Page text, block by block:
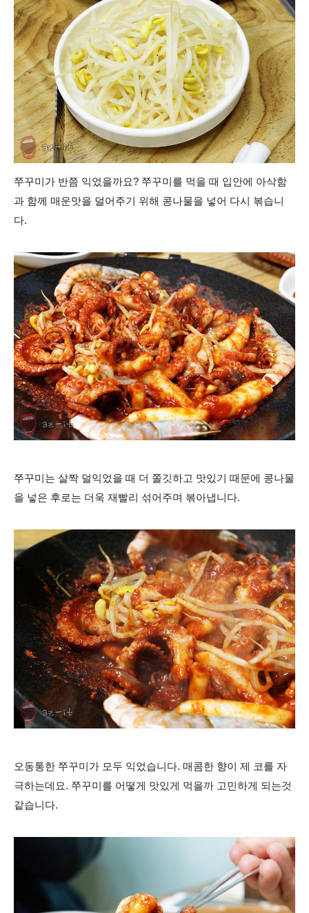
쭈꾸미가 반쯤 익었을까요? 쭈꾸미를 먹을 때 입안에 아삭함
과 함께 매운맛을 덜어주기 위해 콩나물을 넣어 다시 볶습니
다.
쭈꾸미는 살짝 덜익었을 때 더 쫄깃하고 맛있기 때문에 콩나물
을 넣은 후로는 더욱 재빨리 섞어주며 볶아냅니다.
오동통한 쭈꾸미가 모두 익었습니다. 매콤한 향이 제 코를 자
극하는데요. 쭈꾸미를 어떻게 맛있게 먹을까 고민하게 되는것
같습니다.